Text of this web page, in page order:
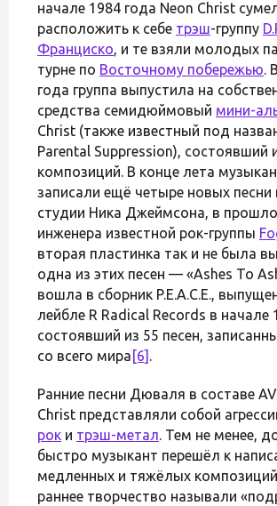
начале 1984 года Neon Christ
расположить к себе трэш-группу
Франциско, и те взяли молодых
турне по Восточному побережью.
года группа выпустила на
средства семидюймовый мини-
Christ (также известный под
Parental Suppression), состоявший
композиций. В конце лета
записали ещё четыре новых
студии Ника Джеймсона, в
инженера известной рок-группы
вторая пластинка так и не была
одна из этих песен — «Ashes To
вошла в сборник P.E.A.C.E.,
лейбле R Radical Records в начале
состоявший из 55 песен,
со всего мира [6] .
Ранние песни Дюваля в составе
Christ представляли собой
рок и трэш-метал. Тем не менее,
быстро музыкант перешёл к
медленных и тяжёлых
раннее творчество называли